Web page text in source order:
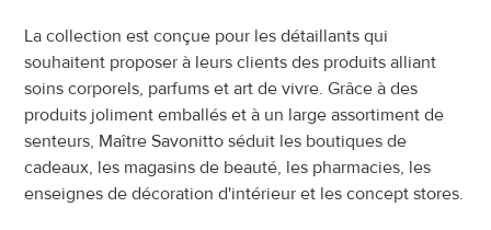
La collection est conçue pour les détaillants qui
souhaitent proposer à leurs clients des produits alliant
soins corporels, parfums et art de vivre. Grâce à des
produits joliment emballés et à un large assortiment de
senteurs, Maître Savonitto séduit les boutiques de
cadeaux, les magasins de beauté, les pharmacies, les
enseignes de décoration d'intérieur et les concept stores.